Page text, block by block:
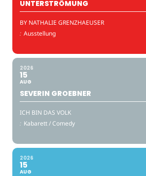
UNTERSTRÖMUNG
BY NATHALIE GRENZHAEUSER
: Ausstellung
2026
15
AUG
SEVERIN GROEBNER
ICH BIN DAS VOLK
: Kabarett / Comedy
2026
15
AUG